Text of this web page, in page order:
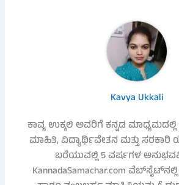
Kavya Ukkali
ಕಾವ್ಯ ಉಕ್ಕಲಿ ಅವರಿಗೆ ಕನ್ನಡ
ಮಾಹಿತಿ, ವಿದ್ಯಾರ್ಥಿವೇತನ ಮತ್ತು ಸರಕಾರಿ
ಬರೆಯುವಲ್ಲಿ 5 ವರ್ಷಗಳ
KannadaSamachar.com